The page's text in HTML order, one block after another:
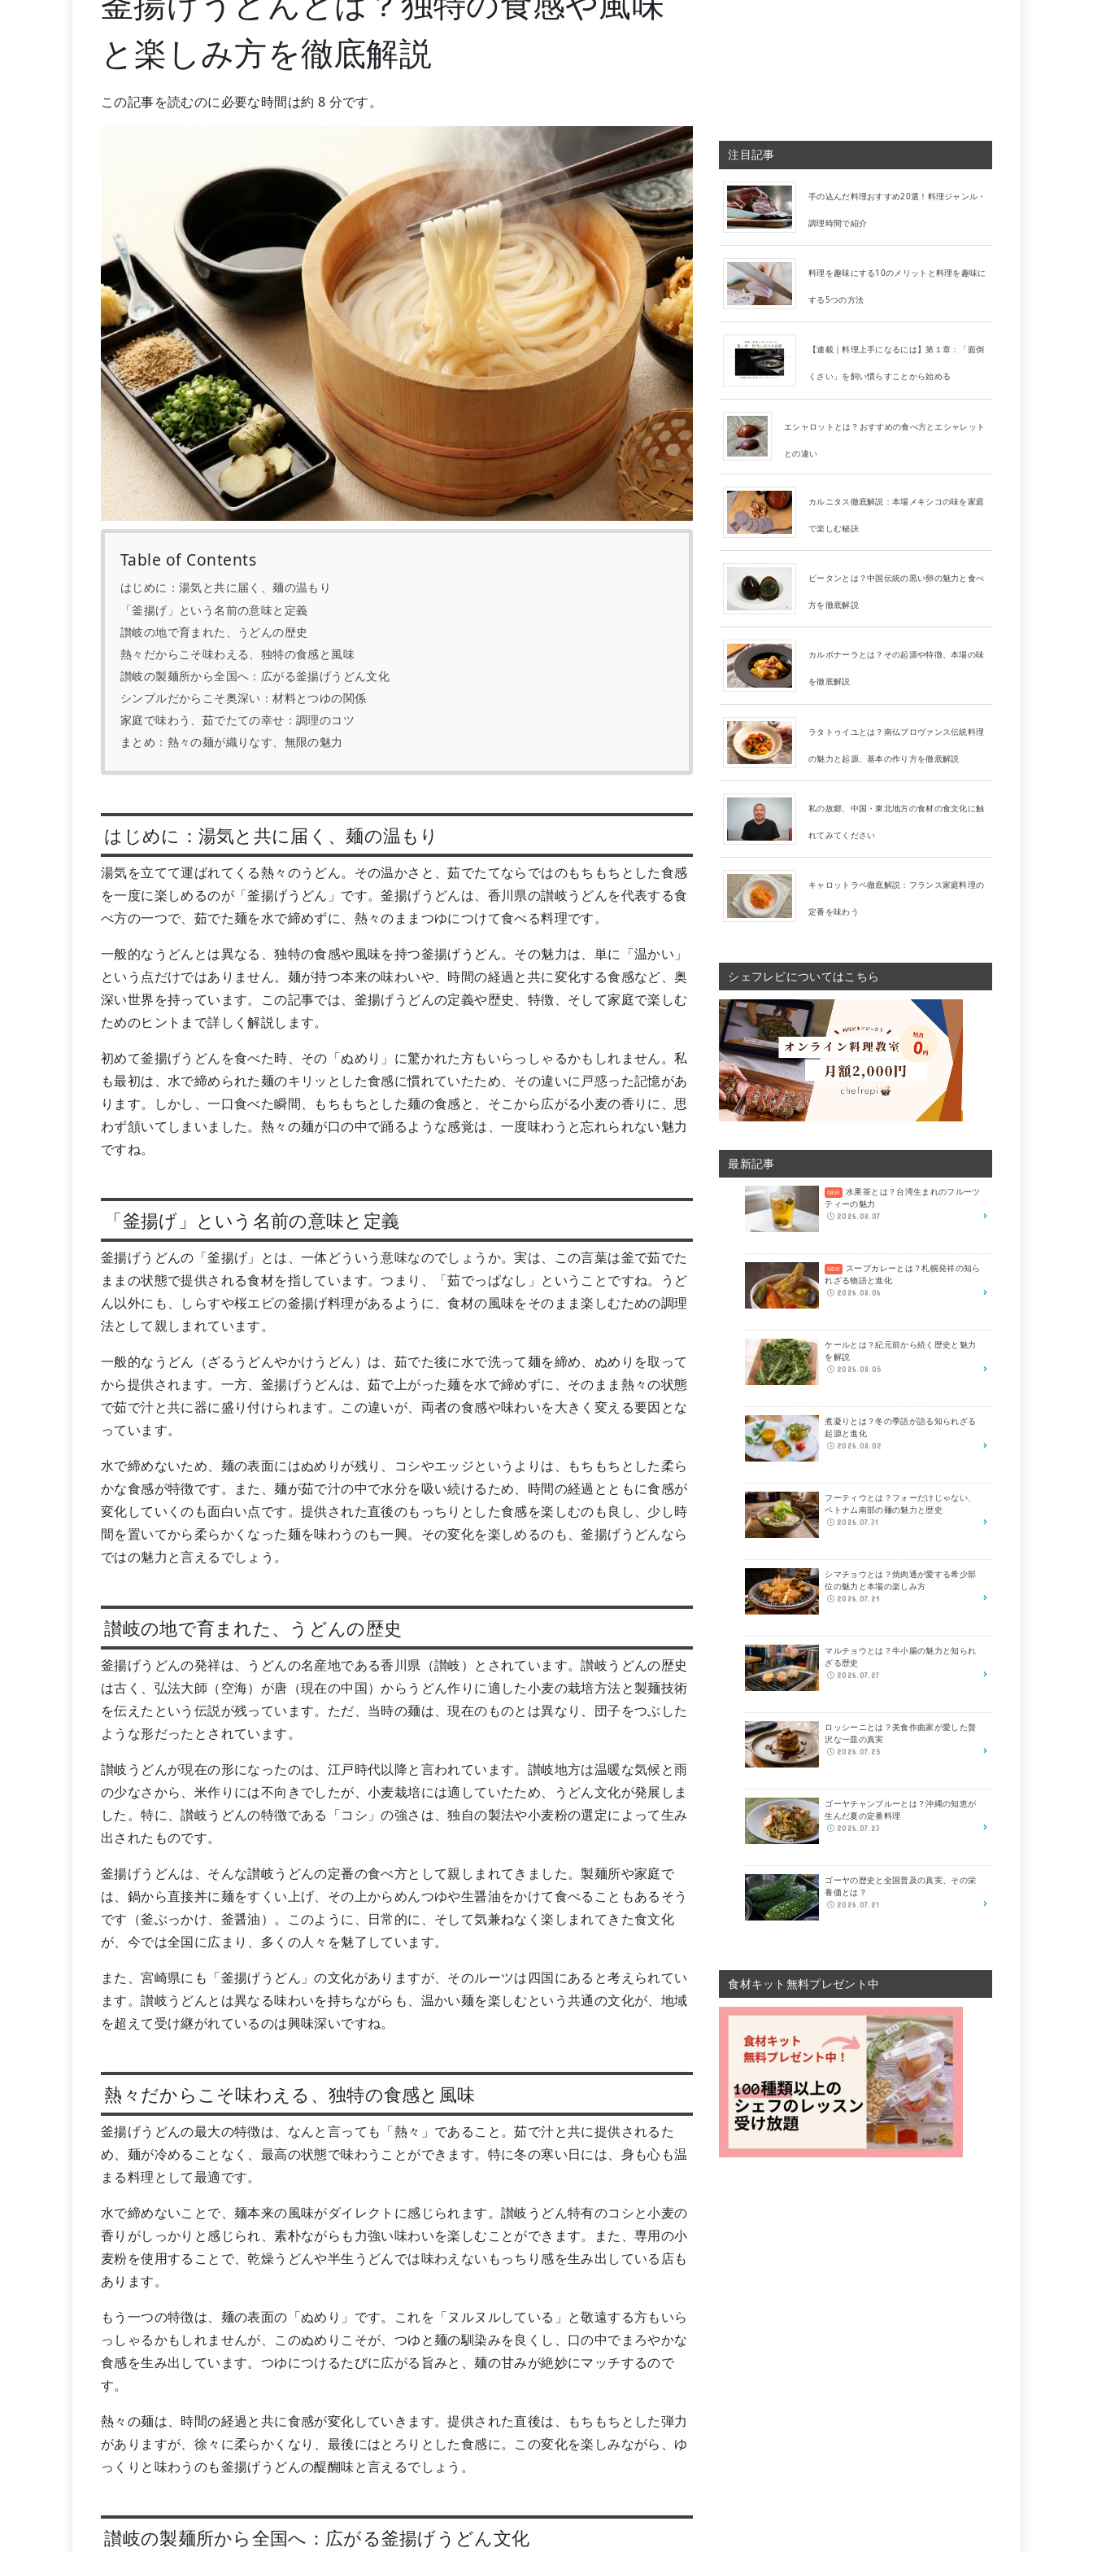
と楽しみ方を徹底解説
この記事を読むのに必要な時間は約 8 分です。
Table of Contents
はじめに：湯気と共に届く、麺の温もり
「釜揚げ」という名前の意味と定義
讃岐の地で育まれた、うどんの歴史
熱々だからこそ味わえる、独特の食感と風味
讃岐の製麺所から全国へ：広がる釜揚げうどん文化
シンプルだからこそ奥深い：材料とつゆの関係
家庭で味わう、茹でたての幸せ：調理のコツ
まとめ：熱々の麺が織りなす、無限の魅力
はじめに：湯気と共に届く、麺の温もり
湯気を立てて運ばれてくる熱々のうどん。その温かさと、茹でたてならではのもちもちとした食感
を一度に楽しめるのが「釜揚げうどん」です。釜揚げうどんは、香川県の讃岐うどんを代表する食
べ方の一つで、茹でた麺を水で締めずに、熱々のままつゆにつけて食べる料理です。
一般的なうどんとは異なる、独特の食感や風味を持つ釜揚げうどん。その魅力は、単に「温かい」
という点だけではありません。麺が持つ本来の味わいや、時間の経過と共に変化する食感など、奥
深い世界を持っています。この記事では、釜揚げうどんの定義や歴史、特徴、そして家庭で楽しむ
ためのヒントまで詳しく解説します。
初めて釜揚げうどんを食べた時、その「ぬめり」に驚かれた方もいらっしゃるかもしれません。私
も最初は、水で締められた麺のキリッとした食感に慣れていたため、その違いに戸惑った記憶があ
ります。しかし、一口食べた瞬間、もちもちとした麺の食感と、そこから広がる小麦の香りに、思
わず頷いてしまいました。熱々の麺が口の中で踊るような感覚は、一度味わうと忘れられない魅力
ですね。
「釜揚げ」という名前の意味と定義
釜揚げうどんの「釜揚げ」とは、一体どういう意味なのでしょうか。実は、この言葉は釜で茹でた
ままの状態で提供される食材を指しています。つまり、「茹でっぱなし」ということですね。うど
ん以外にも、しらすや桜エビの釜揚げ料理があるように、食材の風味をそのまま楽しむための調理
法として親しまれています。
一般的なうどん（ざるうどんやかけうどん）は、茹でた後に水で洗って麺を締め、ぬめりを取って
から提供されます。一方、釜揚げうどんは、茹で上がった麺を水で締めずに、そのまま熱々の状態
で茹で汁と共に器に盛り付けられます。この違いが、両者の食感や味わいを大きく変える要因とな
っています。
水で締めないため、麺の表面にはぬめりが残り、コシやエッジというよりは、もちもちとした柔ら
かな食感が特徴です。また、麺が茹で汁の中で水分を吸い続けるため、時間の経過とともに食感が
変化していくのも面白い点です。提供された直後のもっちりとした食感を楽しむのも良し、少し時
間を置いてから柔らかくなった麺を味わうのも一興。その変化を楽しめるのも、釜揚げうどんなら
ではの魅力と言えるでしょう。
讃岐の地で育まれた、うどんの歴史
釜揚げうどんの発祥は、うどんの名産地である香川県（讃岐）とされています。讃岐うどんの歴史
は古く、弘法大師（空海）が唐（現在の中国）からうどん作りに適した小麦の栽培方法と製麺技術
を伝えたという伝説が残っています。ただ、当時の麺は、現在のものとは異なり、団子をつぶした
ような形だったとされています。
讃岐うどんが現在の形になったのは、江戸時代以降と言われています。讃岐地方は温暖な気候と雨
の少なさから、米作りには不向きでしたが、小麦栽培には適していたため、うどん文化が発展しま
した。特に、讃岐うどんの特徴である「コシ」の強さは、独自の製法や小麦粉の選定によって生み
出されたものです。
釜揚げうどんは、そんな讃岐うどんの定番の食べ方として親しまれてきました。製麺所や家庭で
は、鍋から直接丼に麺をすくい上げ、その上からめんつゆや生醤油をかけて食べることもあるそう
です（釜ぶっかけ、釜醤油）。このように、日常的に、そして気兼ねなく楽しまれてきた食文化
が、今では全国に広まり、多くの人々を魅了しています。
また、宮崎県にも「釜揚げうどん」の文化がありますが、そのルーツは四国にあると考えられてい
ます。讃岐うどんとは異なる味わいを持ちながらも、温かい麺を楽しむという共通の文化が、地域
を超えて受け継がれているのは興味深いですね。
熱々だからこそ味わえる、独特の食感と風味
釜揚げうどんの最大の特徴は、なんと言っても「熱々」であること。茹で汁と共に提供されるた
め、麺が冷めることなく、最高の状態で味わうことができます。特に冬の寒い日には、身も心も温
まる料理として最適です。
水で締めないことで、麺本来の風味がダイレクトに感じられます。讃岐うどん特有のコシと小麦の
香りがしっかりと感じられ、素朴ながらも力強い味わいを楽しむことができます。また、専用の小
麦粉を使用することで、乾燥うどんや半生うどんでは味わえないもっちり感を生み出している店も
あります。
もう一つの特徴は、麺の表面の「ぬめり」です。これを「ヌルヌルしている」と敬遠する方もいら
っしゃるかもしれませんが、このぬめりこそが、つゆと麺の馴染みを良くし、口の中でまろやかな
食感を生み出しています。つゆにつけるたびに広がる旨みと、麺の甘みが絶妙にマッチするので
す。
熱々の麺は、時間の経過と共に食感が変化していきます。提供された直後は、もちもちとした弾力
がありますが、徐々に柔らかくなり、最後にはとろりとした食感に。この変化を楽しみながら、ゆ
っくりと味わうのも釜揚げうどんの醍醐味と言えるでしょう。
讃岐の製麺所から全国へ：広がる釜揚げうどん文化
注目記事
手の込んだ料理おすすめ20選！料理ジャンル・
調理時間で紹介
料理を趣味にする10のメリットと料理を趣味に
する5つの方法
【連載｜料理上手になるには】第１章：「面倒
くさい」を飼い慣らすことから始める
エシャロットとは？おすすめの食べ方とエシャレット
との違い
カルニタス徹底解説：本場メキシコの味を家庭
で楽しむ秘訣
ピータンとは？中国伝統の黒い卵の魅力と食べ
方を徹底解説
カルボナーラとは？その起源や特徴、本場の味
を徹底解説
ラタトゥイユとは？南仏プロヴァンス伝統料理
の魅力と起源、基本の作り方を徹底解説
私の故郷、中国・東北地方の食材の食文化に触
れてみてください
キャロットラペ徹底解説：フランス家庭料理の
定番を味わう
シェフレピについてはこちら
最新記事
水果茶とは？台湾生まれのフルーツ
ティーの魅力
2026.08.07
スープカレーとは？札幌発祥の知ら
れざる物語と進化
2026.08.06
ケールとは？紀元前から続く歴史と魅力
を解説
2026.08.05
煮凝りとは？冬の季語が語る知られざる
起源と進化
2026.08.02
フーティウとは？フォーだけじゃない、
ベトナム南部の麺の魅力と歴史
2026.07.31
シマチョウとは？焼肉通が愛する希少部
位の魅力と本場の楽しみ方
2026.07.29
マルチョウとは？牛小腸の魅力と知られ
ざる歴史
2026.07.27
ロッシーニとは？美食作曲家が愛した贅
沢な一皿の真実
2026.07.25
ゴーヤチャンプルーとは？沖縄の知恵が
生んだ夏の定番料理
2026.07.23
ゴーヤの歴史と全国普及の真実、その栄
養価とは？
2026.07.21
食材キット無料プレゼント中